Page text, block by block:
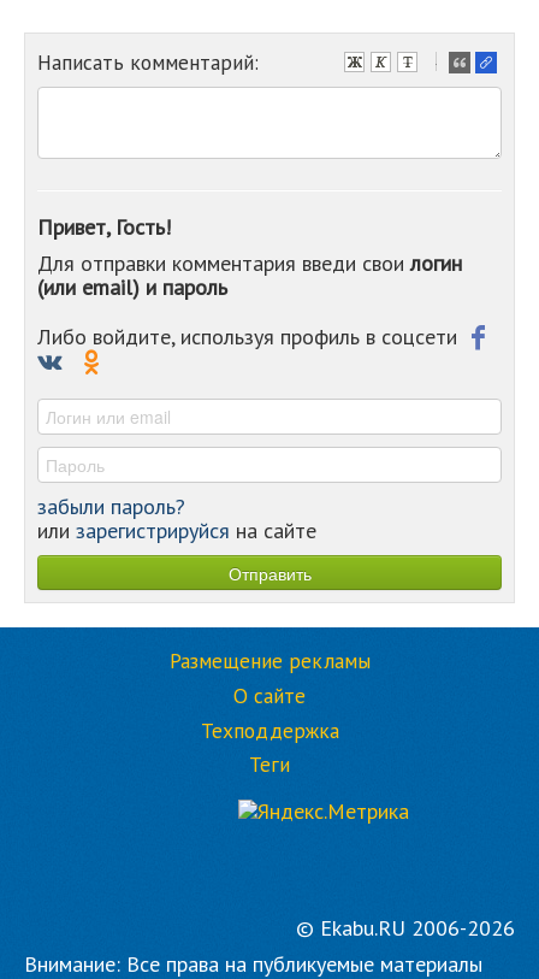
Написать комментарий:
-
-
-
-
-
Привет, Гость!
Для отправки комментария введи своилогин
(или email) и пароль
Либо войдите, используя профиль в соцсети
забыли пароль?
или зарегистрируйся на сайте
Сборная Северной Кореи по болению
за Северную Корею. ВИДЕО
ЧЕРЛИДЕРШИ
Всё это отдаёт лёгким безумием))